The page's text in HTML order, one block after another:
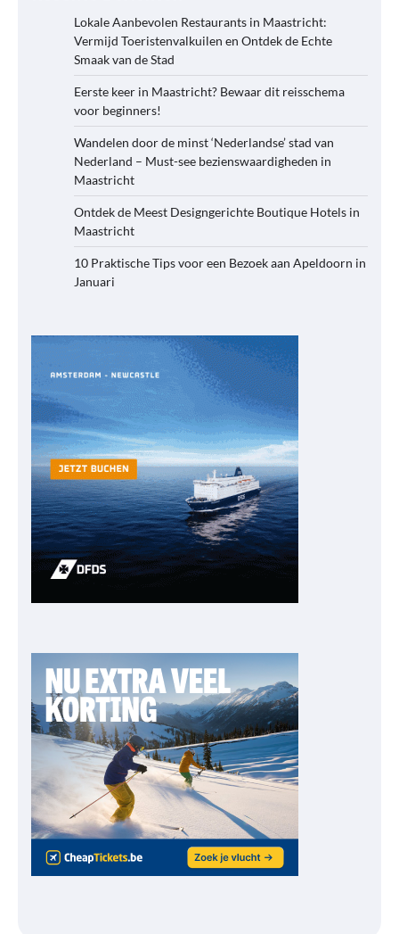
Lokale Aanbevolen Restaurants in Maastricht:
Vermijd Toeristenvalkuilen en Ontdek de Echte
Smaak van de Stad
Eerste keer in Maastricht? Bewaar dit reisschema
voor beginners!
Wandelen door de minst ‘Nederlandse’ stad van
Nederland – Must-see bezienswaardigheden in
Maastricht
Ontdek de Meest Designgerichte Boutique Hotels in
Maastricht
10 Praktische Tips voor een Bezoek aan Apeldoorn in
Januari